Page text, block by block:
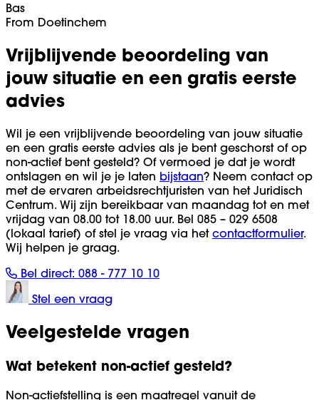
Bas
From Doetinchem
Vrijblijvende beoordeling van
jouw situatie en een gratis eerste
advies
Wil je een vrijblijvende beoordeling van jouw situatie
en een gratis eerste advies als je bent geschorst of op
non-actief bent gesteld? Of vermoed je dat je wordt
ontslagen en wil je je laten bijstaan? Neem contact op
met de ervaren arbeidsrechtjuristen van het Juridisch
Centrum. Wij zijn bereikbaar van maandag tot en met
vrijdag van 08.00 tot 18.00 uur. Bel 085 – 029 6508
(lokaal tarief) of stel je vraag via het contactformulier.
Wij helpen je graag.
Bel direct: 088 - 777 10 10
Stel een vraag
Veelgestelde vragen
Wat betekent non-actief gesteld?
Non-actiefstelling is een maatregel vanuit de